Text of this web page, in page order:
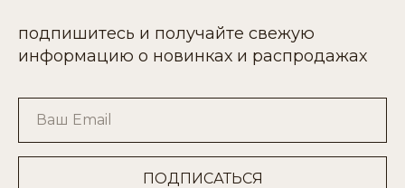
подпишитесь и получайте свежую
информацию о новинках и распродажах
Ваш Email
ПОДПИСАТЬСЯ